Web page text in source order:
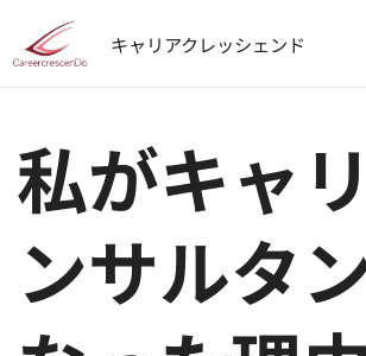
キャリアクレッシェンド
私がキャ
ンサルタ